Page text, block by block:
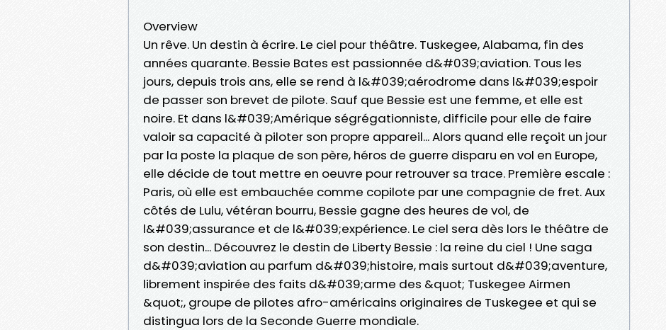
Overview
Un rêve. Un destin à écrire. Le ciel pour théâtre. Tuskegee, Alabama, fin des
années quarante. Bessie Bates est passionnée d&#039;aviation. Tous les
jours, depuis trois ans, elle se rend à l&#039;aérodrome dans l&#039;espoir
de passer son brevet de pilote. Sauf que Bessie est une femme, et elle est
noire. Et dans l&#039;Amérique ségrégationniste, difficile pour elle de faire
valoir sa capacité à piloter son propre appareil... Alors quand elle reçoit un jour
par la poste la plaque de son père, héros de guerre disparu en vol en Europe,
elle décide de tout mettre en oeuvre pour retrouver sa trace. Première escale :
Paris, où elle est embauchée comme copilote par une compagnie de fret. Aux
côtés de Lulu, vétéran bourru, Bessie gagne des heures de vol, de
l&#039;assurance et de l&#039;expérience. Le ciel sera dès lors le théâtre de
son destin... Découvrez le destin de Liberty Bessie : la reine du ciel ! Une saga
d&#039;aviation au parfum d&#039;histoire, mais surtout d&#039;aventure,
librement inspirée des faits d&#039;arme des &quot; Tuskegee Airmen
&quot;, groupe de pilotes afro-américains originaires de Tuskegee et qui se
distingua lors de la Seconde Guerre mondiale.